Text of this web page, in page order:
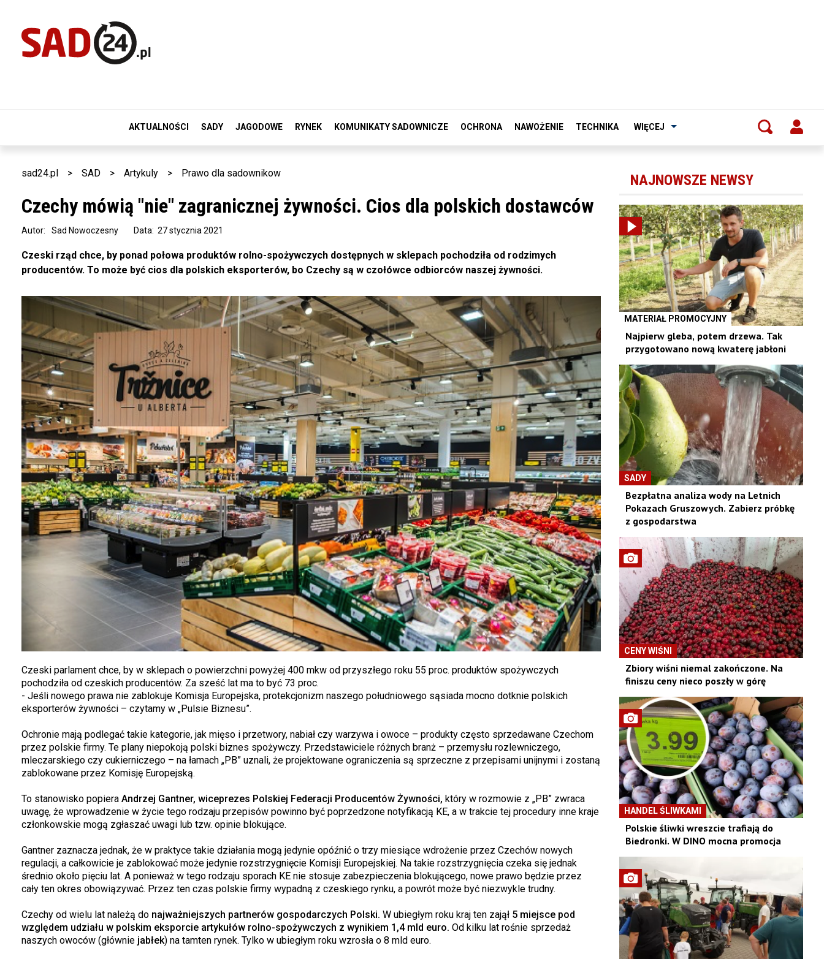
AKTUALNOŚCI SADY JAGODOWE RYNEK KOMUNIKATY SADOWNICZE OCHRONA NAWOŻENIE TECHNIKA WIĘCEJ
sad24.pl > SAD > Artykuly > Prawo dla sadownikow
Czechy mówią "nie" zagranicznej żywności. Cios dla polskich dostawców
Data: 27 stycznia 2021
Autor: Sad Nowoczesny
Czeski rząd chce, by ponad połowa produktów rolno-spożywczych dostępnych w sklepach pochodziła od rodzimych
producentów. To może być cios dla polskich eksporterów, bo Czechy są w czołówce odbiorców naszej żywności.
Czeski parlament chce, by w sklepach o powierzchni powyżej 400 mkw od przyszłego roku 55 proc. produktów spożywczych
pochodziła od czeskich producentów. Za sześć lat ma to być 73 proc.
- Jeśli nowego prawa nie zablokuje Komisja Europejska, protekcjonizm naszego południowego sąsiada mocno dotknie polskich
eksporterów żywności – czytamy w „Pulsie Biznesu”.
Ochronie mają podlegać takie kategorie, jak mięso i przetwory, nabiał czy warzywa i owoce – produkty często sprzedawane Czechom
przez polskie firmy. Te plany niepokoją polski biznes spożywczy. Przedstawiciele różnych branż – przemysłu rozlewniczego,
mleczarskiego czy cukierniczego – na łamach „PB” uznali, że projektowane ograniczenia są sprzeczne z przepisami unijnymi i zostaną
zablokowane przez Komisję Europejską.
To stanowisko popiera Andrzej Gantner, wiceprezes Polskiej Federacji Producentów Żywności, który w rozmowie z „PB” zwraca
uwagę, że wprowadzenie w życie tego rodzaju przepisów powinno być poprzedzone notyfikacją KE, a w trakcie tej procedury inne kraje
członkowskie mogą zgłaszać uwagi lub tzw. opinie blokujące.
Gantner zaznacza jednak, że w praktyce takie działania mogą jedynie opóźnić o trzy miesiące wdrożenie przez Czechów nowych
regulacji, a całkowicie je zablokować może jedynie rozstrzygnięcie Komisji Europejskiej. Na takie rozstrzygnięcia czeka się jednak
średnio około pięciu lat. A ponieważ w tego rodzaju sporach KE nie stosuje zabezpieczenia blokującego, nowe prawo będzie przez
cały ten okres obowiązywać. Przez ten czas polskie firmy wypadną z czeskiego rynku, a powrót może być niezwykle trudny.
Czechy od wielu lat należą do najważniejszych partnerów gospodarczych Polski. W ubiegłym roku kraj ten zajął 5 miejsce pod
względem udziału w polskim eksporcie artykułów rolno-spożywczych z wynikiem 1,4 mld euro. Od kilku lat rośnie sprzedaż
naszych owoców (głównie jabłek) na tamten rynek. Tylko w ubiegłym roku wzrosła o 8 mld euro.
NAJNOWSZE NEWSY
MATERIAŁ PROMOCYJNY
Najpierw gleba, potem drzewa. Tak
przygotowano nową kwaterę jabłoni
SADY
Bezpłatna analiza wody na Letnich
Pokazach Gruszowych. Zabierz próbkę
z gospodarstwa
CENY WIŚNI
Zbiory wiśni niemal zakończone. Na
finiszu ceny nieco poszły w górę
HANDEL ŚLIWKAMI
Polskie śliwki wreszcie trafiają do
Biedronki. W DINO mocna promocja